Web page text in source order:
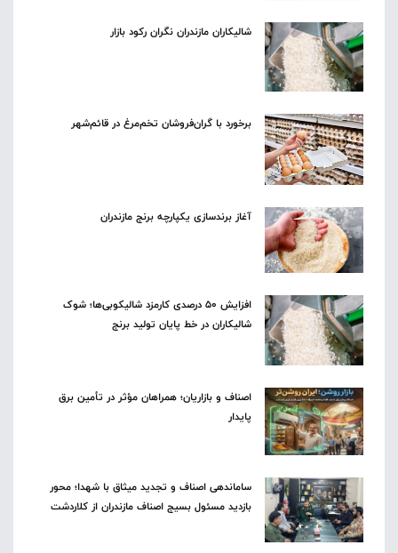
شالیکاران مازندران نگران رکود بازار
برخورد با گران‌فروشان تخم‌مرغ در قائم‌شهر
آغاز برندسازی یکپارچه برنج مازندران
افزایش ۵۰ درصدی کارمزد شالیکوبی‌ها؛ شوک
شالیکاران در خط پایان تولید برنج
اصناف و بازاریان؛ همراهان مؤثر در تأمین برق
پایدار
ساماندهی اصناف و تجدید میثاق با شهدا؛ محور
بازدید مسئول بسیج اصناف مازندران از کلاردشت